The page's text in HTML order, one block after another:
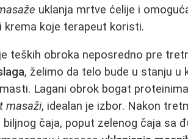
uklanja mrtve ćelije i
krema koje terapeut koristi.
teških obroka neposredno pre
, želimo da telo bude u stanju u
Lagani obrok bogat
masaži, idealan je izbor. Nakon
čaja, poput zelenog čaja sa